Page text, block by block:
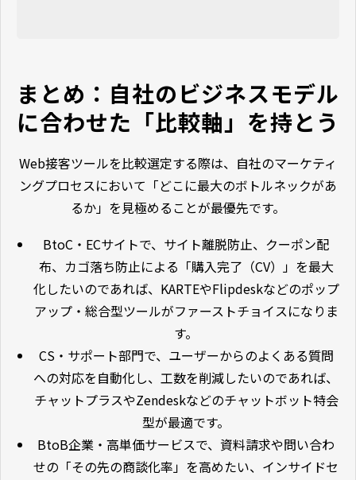
まとめ：自社のビジネスモデル
に合わせた「比較軸」を持とう
Web接客ツールを比較選定する際は、自社のマーケティ
ングプロセスにおいて「どこに最大のボトルネックがあ
るか」を見極めることが最優先です。
BtoC・ECサイトで、サイト離脱防止、クーポン配
布、カゴ落ち防止による「購入完了（CV）」を最大
化したいのであれば、KARTEやFlipdeskなどのポップ
アップ・総合型ツールがファーストチョイスになりま
す。
CS・サポート部門で、ユーザーからのよくある質問
への対応を自動化し、工数を削減したいのであれば、
チャットプラスやZendeskなどのチャットボット特会
型が最適です。
BtoB企業・高単価サービスで、資料請求や問い合わ
せの「その先の商談化率」を高めたい、インサイドセ